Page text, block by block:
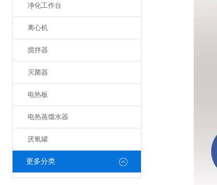
净化工作台
离心机
搅拌器
灭菌器
电热板
电热蒸馏水器
厌氧罐
更多分类